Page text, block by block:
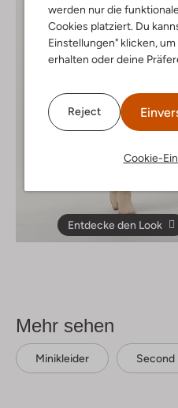
werden nur die
Cookies platziert. Du
Einstellungen" klicken,
erhalten oder deine
Reject
Cookie-
Entdecke den Look
Mehr sehen
Minikleider Second